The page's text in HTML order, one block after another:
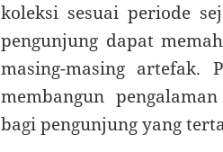
koleksi sesuai periode
pengunjung dapat
masing-masing artefak.
membangun
bagi pengunjung yang